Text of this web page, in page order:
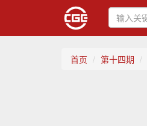
首页 第十四期